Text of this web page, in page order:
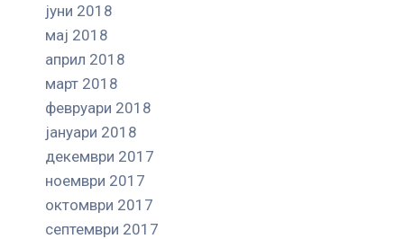
јуни 2018
мај 2018
април 2018
март 2018
февруари 2018
јануари 2018
декември 2017
ноември 2017
октомври 2017
септември 2017